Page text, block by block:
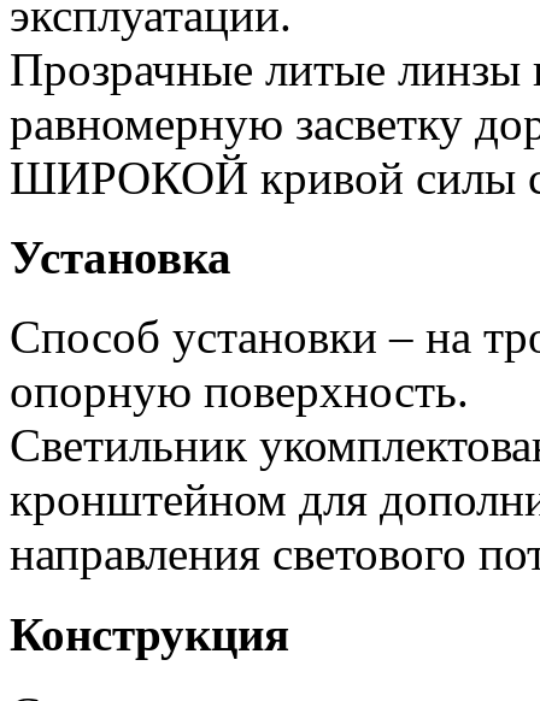
эксплуатации.
Прозрачные литые линзы
равномерную засветку
ШИРОКОЙ кривой силы
Установка
Способ установки – на
опорную поверхность.
Светильник
кронштейном для
направления светового
Конструкция